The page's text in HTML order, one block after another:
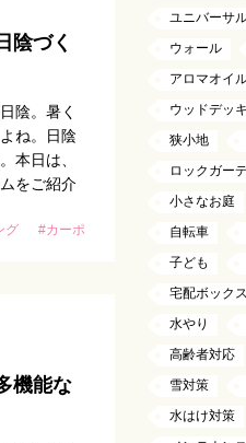
陰づく
陰。暑く
ね。日陰
本日は、
をご紹介
グ
#カーポ
機能な
ユニバーサ
ウォール
アロマオイ
ウッドデッキ
狭小地
ロックガー
小さなお庭
自転車
子ども
宅配ボックス
水やり
高齢者対応
雪対策
水はけ対策